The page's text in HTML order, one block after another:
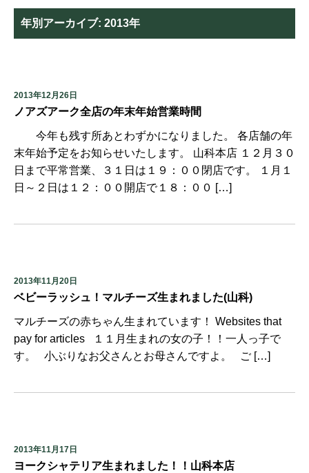
年別アーカイブ: 2013年
2013年12月26日
ノアズアーク全店の年末年始営業時間
今年も残す所あとわずかになりました。 各店舗の年
末年始予定をお知らせいたします。 山科本店 １２月３０
日まで平常営業、３１日は１９：００閉店です。 １月１
日～２日は１２：００開店で１８：００ […]
2013年11月20日
ベビーラッシュ！マルチーズ生まれました(山科)
マルチーズの赤ちゃん生まれています！ Websites that
pay for articles １１月生まれの女の子！！一人っ子で
す。 小ぶりなお父さんとお母さんですよ。 ご […]
2013年11月17日
ヨークシャテリア生まれました！！山科本店